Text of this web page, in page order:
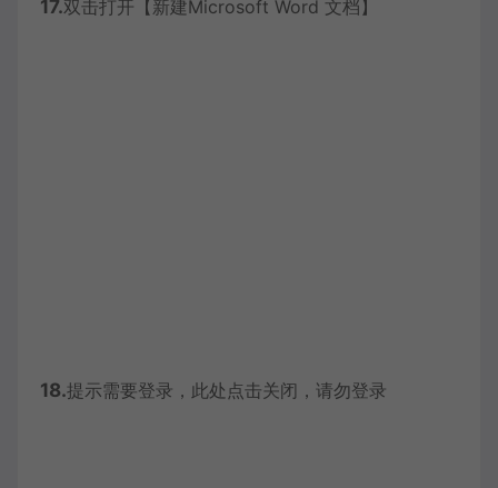
17.双击打开【新建Microsoft Word 文档】
18.提示需要登录，此处点击关闭，请勿登录